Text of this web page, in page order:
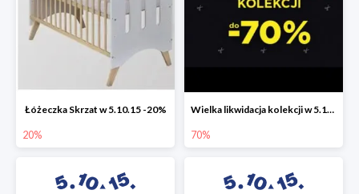
Łóżeczka Skrzat w 5.10.15 -20%
20%
Wielka likwidacja kolekcji w 5.10.15 do -70%
70%